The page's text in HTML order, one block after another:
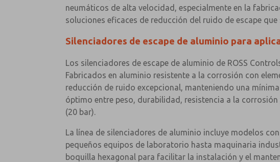
neumáticos de alta velocidad, especialmente en la
soluciones eficaces de reducción del ruido de escape
Silenciadores de escape de aluminio para
Los silenciadores de escape de aluminio de ROSS
Fabricados en aluminio resistente a la corrosión con
reducción de ruido excepcional, manteniendo una
óptimo entre peso, durabilidad, resistencia a la
(20 bar).
La línea de silenciadores de aluminio incluye modelos
pequeños equipos de laboratorio hasta maquinaria
boquilla hexagonal para facilitar la instalación y el